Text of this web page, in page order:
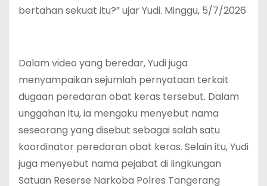
bertahan sekuat itu?” ujar Yudi. Minggu, 5/7/2026
Dalam video yang beredar, Yudi juga
menyampaikan sejumlah pernyataan terkait
dugaan peredaran obat keras tersebut. Dalam
unggahan itu, ia mengaku menyebut nama
seseorang yang disebut sebagai salah satu
koordinator peredaran obat keras. Selain itu, Yudi
juga menyebut nama pejabat di lingkungan
Satuan Reserse Narkoba Polres Tangerang